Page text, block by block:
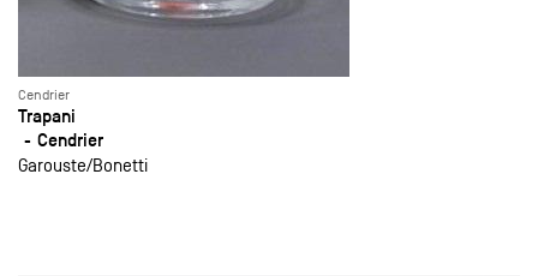
Cendrier
Trapani
Cendrier
Garouste Bonetti